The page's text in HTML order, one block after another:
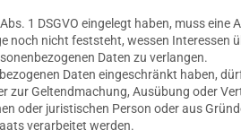
1 DSGVO eingelegt haben, muss
noch nicht feststeht, wessen Interessen
Daten zu verlangen.
Daten eingeschränkt haben,
zur Geltendmachung, Ausübung oder
oder juristischen Person oder aus
verarbeitet werden.